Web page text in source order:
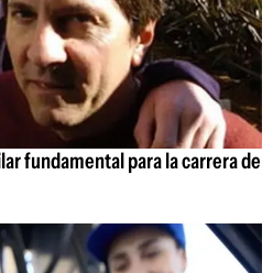
fundamental para la carrera de